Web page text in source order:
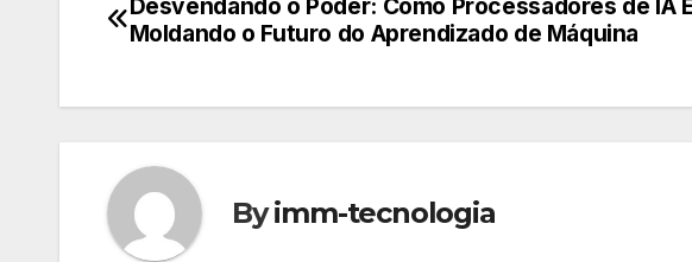
Navegação
Post
Moldando o Futuro do Aprendizado de Máquina
Byimm-tecnologia